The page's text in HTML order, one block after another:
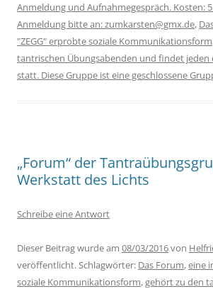
Anmeldung und Aufnahmegespräch. Kosten:
Anmeldung bitte an: zumkarsten@gmx.de,
"ZEGG" erprobte soziale Kommunikationsform
tantrischen Übungsabenden und findet
statt. Diese Gruppe ist eine geschlossene
„Forum“ der
Werkstatt des Lichts
Schreibe eine Antwort
Dieser Beitrag wurde am 08/03/2016von
veröffentlicht. Schlagwörter: Das Forum,eine
soziale Kommunikationsform,gehört zu den